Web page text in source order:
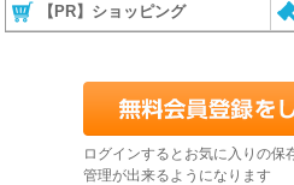
【PR】ショッピング
ログインするとお気に入りの保
管理が出来るようになります